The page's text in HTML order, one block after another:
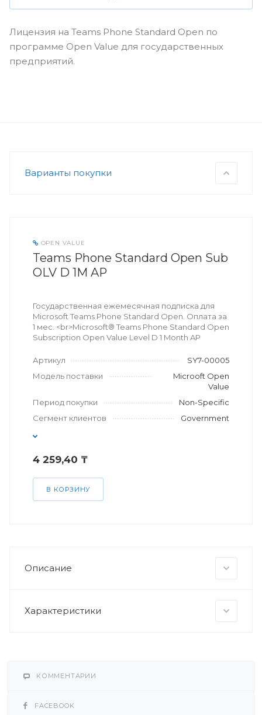
Лицензия на Teams Phone Standard Open по
программе Open Value для государственных
предприятий.
Варианты покупки
OPEN VALUE
Teams Phone Standard Open Sub
OLV D 1M AP
Государственная ежемесячная подписка для
Microsoft Teams Phone Standard Open. Оплата за
1 мес. <br>Microsoft® Teams Phone Standard Open
Subscription Open Value Level D 1 Month AP
Артикул
SY7-00005
Модель поставки
Microoft Open
Value
Период покупки
Non-Specific
Сегмент клиентов
Government
4 259,40 ₸
В КОРЗИНУ
Описание
Характеристики
КОММЕНТАРИИ
FACEBOOK